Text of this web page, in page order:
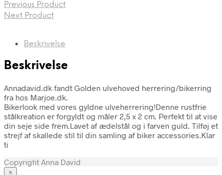
Previous Product
Next Product
Beskrivelse
Beskrivelse
Annadavid.dk fandt Golden ulvehoved herrering/bikerring
fra hos Marjoe.dk.
Bikerlook med vores gyldne ulveherrering!Denne rustfrie
stålkreation er forgyldt og måler 2,5 x 2 cm. Perfekt til at vise
din seje side frem.Lavet af ædelstål og i farven guld. Tilføj et
strejf af skallede stil til din samling af biker accessories.Klar
ti
Copyright Anna David
×